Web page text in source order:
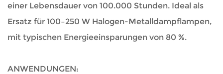
einer Lebensdauer von 100.000 Stunden. Ideal als
Ersatz für 100–250 W Halogen-Metalldampflampen,
mit typischen Energieeinsparungen von 80 %.
ANWENDUNGEN: